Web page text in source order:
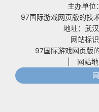
主办单位
97国际游戏网页版的技
地址：武
网站标
97国际游戏网页版
网站